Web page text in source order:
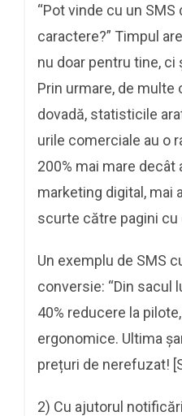
“Pot vinde cu un SMS
caractere?” Timpul
nu doar pentru tine,
Prin urmare, de multe
dovadă, statisticile
urile comerciale au o
200% mai mare decât
marketing digital, mai
scurte către pagini
Un exemplu de SMS
conversie: “Din sacul
40% reducere la
ergonomice. Ultima
prețuri de nerefuzat!
2) Cu ajutorul